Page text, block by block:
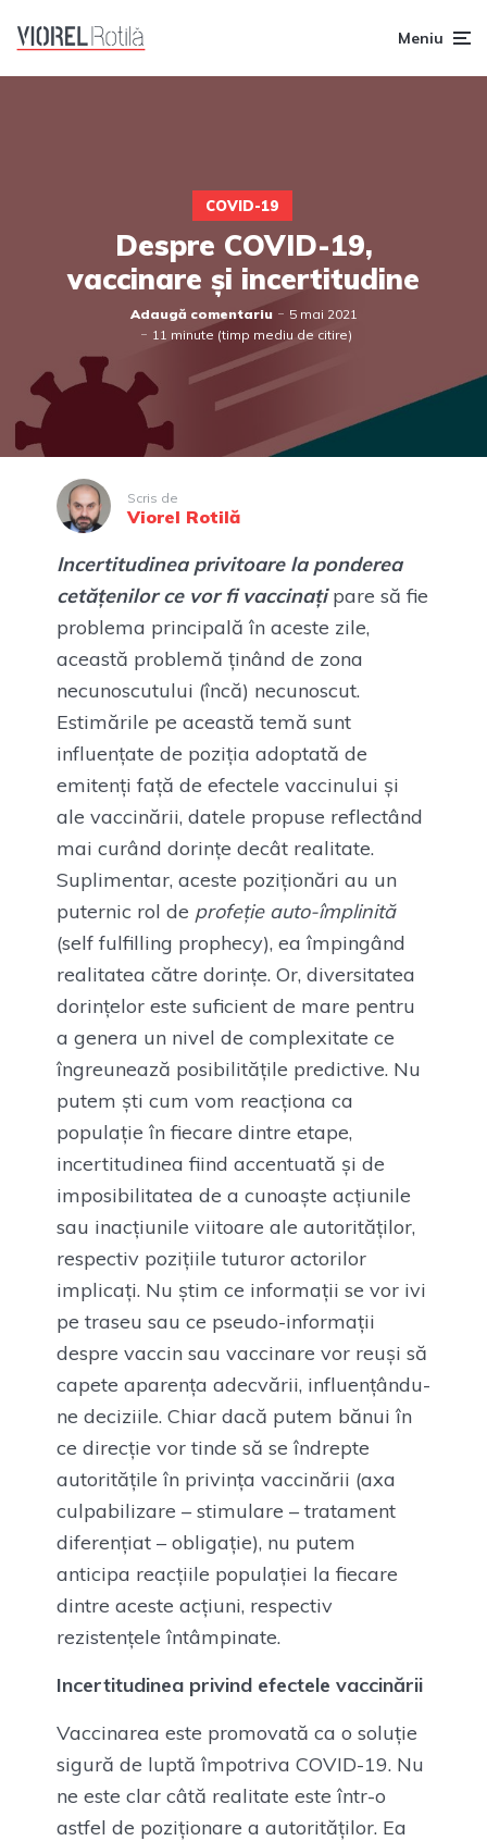
Meniu
COVID-19
Despre COVID-19,
vaccinare și incertitudine
Adaugă comentariu
5 mai 2021
11 minute (timp mediu de citire)
Scris de
Viorel Rotilă
Incertitudinea privitoare la ponderea
cetățenilor ce vor fi vaccinațipare să fie
problema principală în aceste zile,
această problemă ținând de zona
necunoscutului (încă) necunoscut.
Estimările pe această temă sunt
influențate de poziția adoptată de
emitenți față de efectele vaccinului și
ale vaccinării, datele propuse reflectând
mai curând dorințe decât realitate.
Suplimentar, aceste poziționări au un
puternic rol de profeție auto-împlinită
(self fulfilling prophecy), ea împingând
realitatea către dorințe. Or, diversitatea
dorințelor este suficient de mare pentru
a genera un nivel de complexitate ce
îngreunează posibilitățile predictive. Nu
putem ști cum vom reacționa ca
populație în fiecare dintre etape,
incertitudinea fiind accentuată și de
imposibilitatea de a cunoaște acțiunile
sau inacțiunile viitoare ale autorităților,
respectiv pozițiile tuturor actorilor
implicați. Nu știm ce informații se vor ivi
pe traseu sau ce pseudo-informații
despre vaccin sau vaccinare vor reuși să
capete aparența adecvării, influențându-
ne deciziile. Chiar dacă putem bănui în
ce direcție vor tinde să se îndrepte
autoritățile în privința vaccinării (axa
culpabilizare – stimulare – tratament
diferențiat – obligație), nu putem
anticipa reacțiile populației la fiecare
dintre aceste acțiuni, respectiv
rezistențele întâmpinate.
Incertitudinea privind efectele vaccinării
Vaccinarea este promovată ca o soluție
sigură de luptă împotriva COVID-19. Nu
ne este clar câtă realitate este într-o
astfel de poziționare a autorităților. Ea